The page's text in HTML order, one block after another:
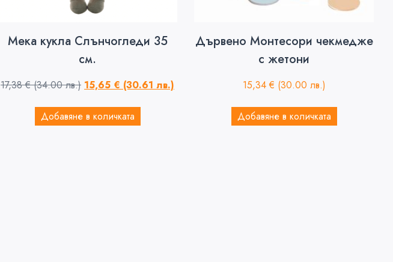
Мека кукла Слънчогледи 35
см.
17,38€ (34.00 лв.) 15,65 € (30.61 лв.)
Добавяне в количката
Дървено Монтесори чекмедже
с жетони
15,34€ (30.00 лв.)
Добавяне в количката